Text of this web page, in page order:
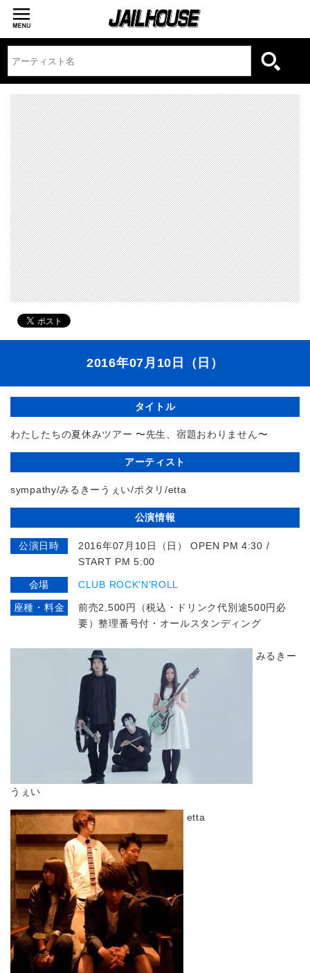
2016年07月10日（日）
タイトル
わたしたちの夏休みツアー 〜先生、宿題おわりません〜
アーティスト
sympathy/みるきーうぇい/ポタリ/etta
公演情報
公演日時
2016年07月10日（日） OPEN PM 4:30 /
START PM 5:00
会場 CLUB ROCK'N'ROLL
座種・料金
前売2,500円（税込・ドリンク代別途500円必
要）整理番号付・オールスタンディング
みるきー
うぇい
etta